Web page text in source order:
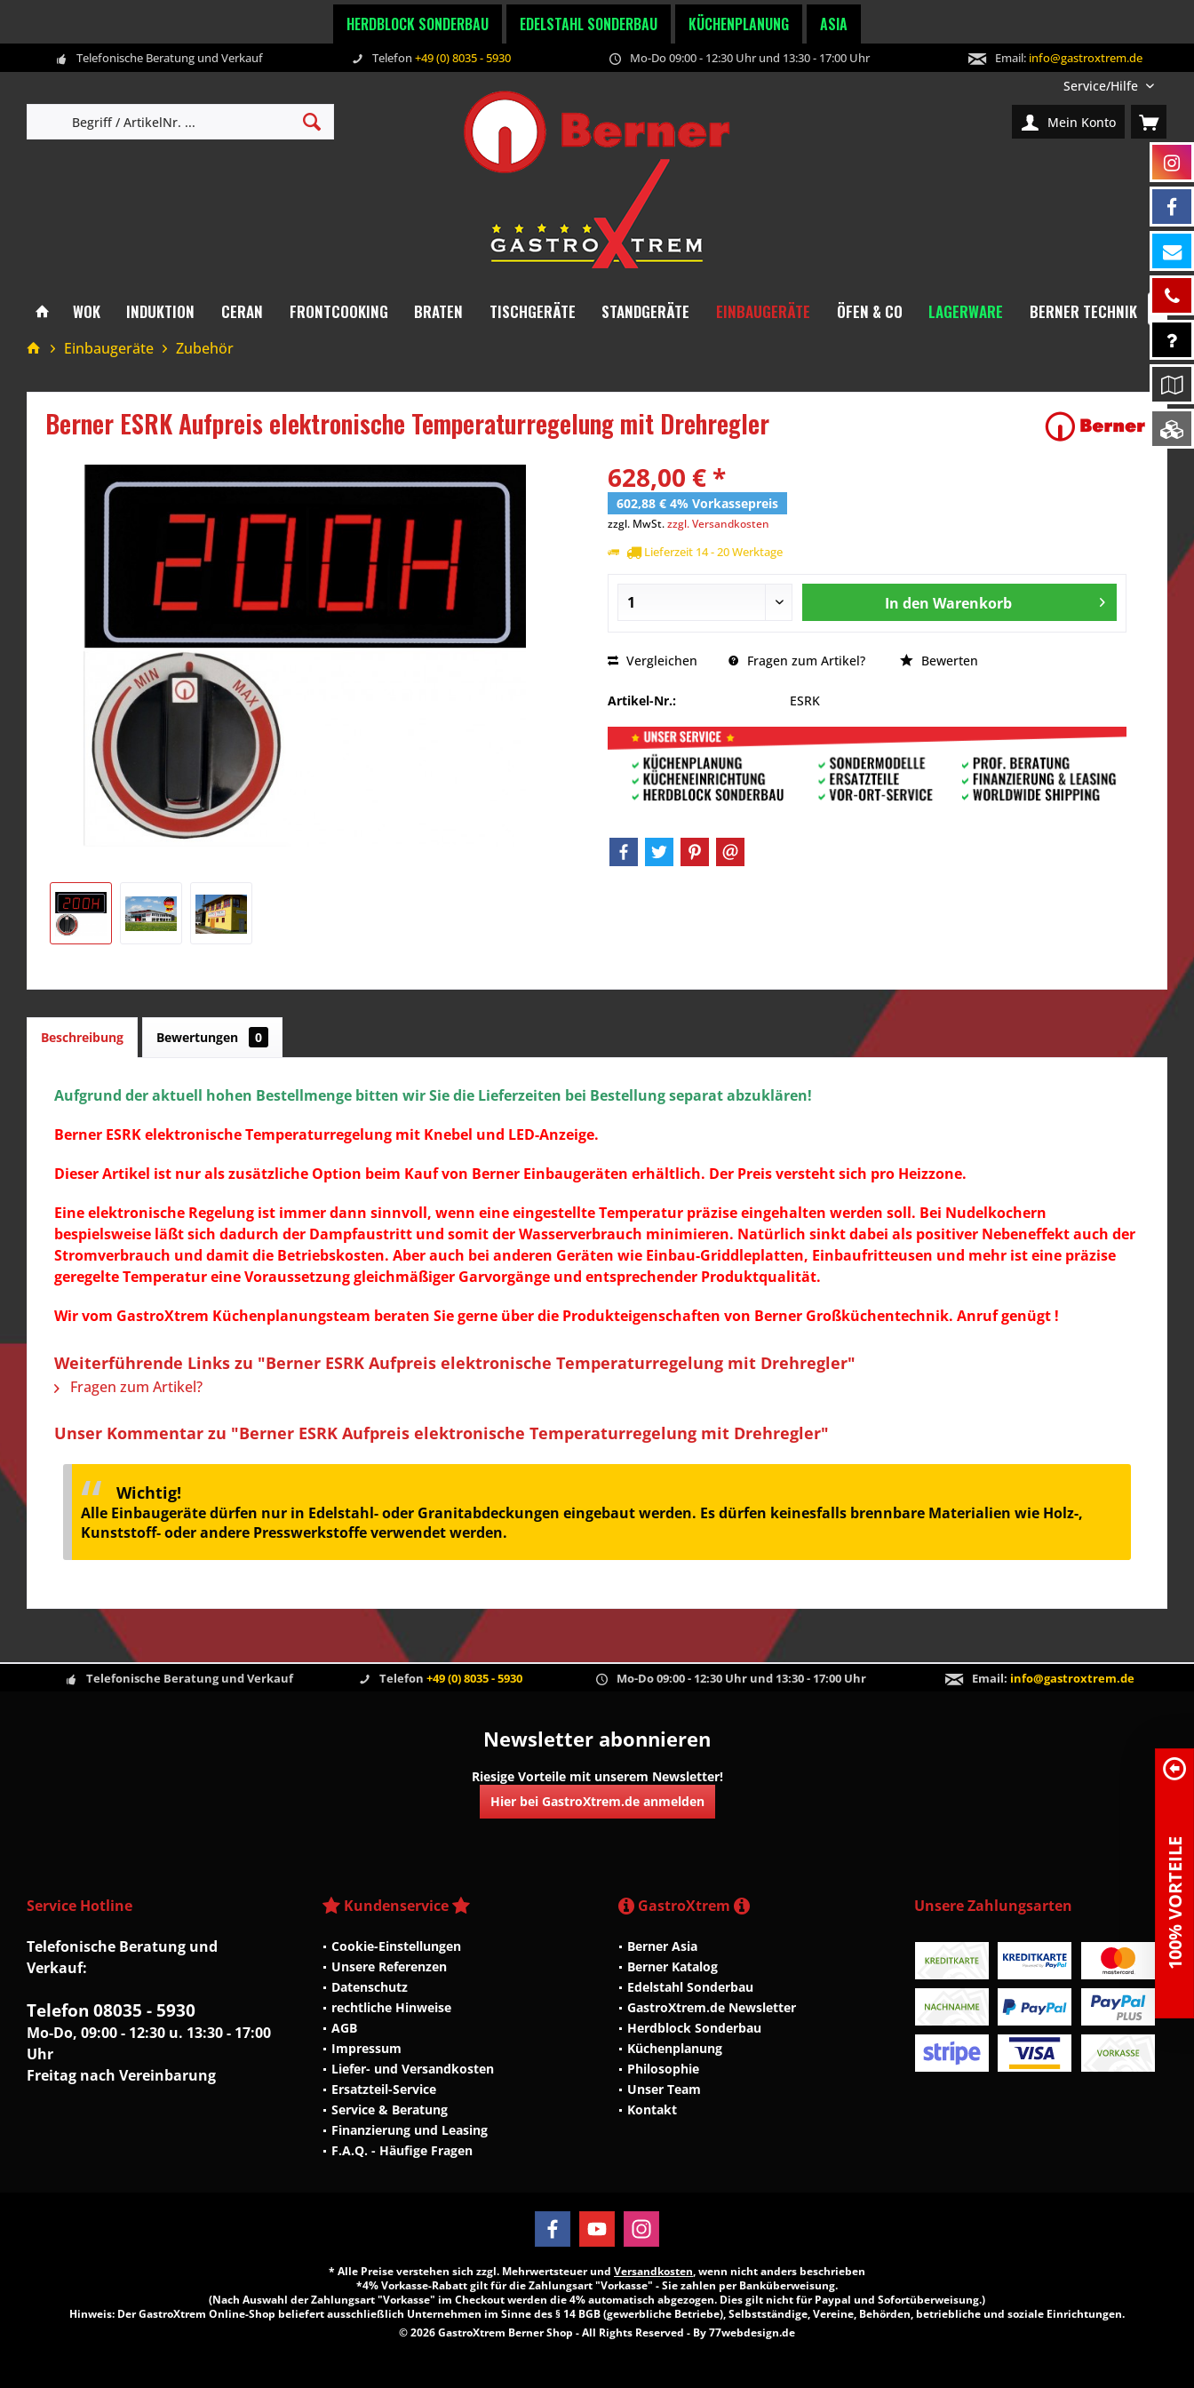
HERDBLOCK SONDERBAU EDELSTAHL SONDERBAU KÜCHENPLANUNG ASIA
Telefonische Beratung und Verkauf Telefon +49 (0) 8035 - 5930 Mo-Do 09:00 - 12:30 Uhr und 13:30 - 17:00 Uhr Email: info@gastroxtrem.de
Service/Hilfe
Mein Konto
WOK INDUKTION CERAN FRONTCOOKING BRATEN TISCHGERÄTE STANDGERÄTE EINBAUGERÄTE ÖFEN & CO LAGERWARE BERNER TECHNIK
Einbaugeräte Zubehör
Berner ESRK Aufpreis elektronische Temperaturregelung mit Drehregler
628,00 € *
602,88 € 4% Vorkassepreis
zzgl. MwSt.zzgl. Versandkosten
Lieferzeit 14 - 20 Werktage
In den Warenkorb
Vergleichen Fragen zum Artikel? Bewerten
Artikel-Nr.: ESRK
Beschreibung Bewertungen 0
Aufgrund der aktuell hohen Bestellmenge bitten wir Sie die Lieferzeiten bei Bestellung separat abzuklären!
Berner ESRK elektronische Temperaturregelung mit Knebel und LED-Anzeige.
Dieser Artikel ist nur als zusätzliche Option beim Kauf von Berner Einbaugeräten erhältlich. Der Preis versteht sich pro Heizzone.
Eine elektronische Regelung ist immer dann sinnvoll, wenn eine eingestellte Temperatur präzise eingehalten werden soll. Bei Nudelkochern
bespielsweise läßt sich dadurch der Dampfaustritt und somit der Wasserverbrauch minimieren. Natürlich sinkt dabei als positiver Nebeneffekt auch der
Stromverbrauch und damit die Betriebskosten. Aber auch bei anderen Geräten wie Einbau-Griddleplatten, Einbaufritteusen und mehr ist eine präzise
geregelte Temperatur eine Voraussetzung gleichmäßiger Garvorgänge und entsprechender Produktqualität.
Wir vom GastroXtrem Küchenplanungsteam beraten Sie gerne über die Produkteigenschaften von Berner Großküchentechnik. Anruf genügt !
Weiterführende Links zu "Berner ESRK Aufpreis elektronische Temperaturregelung mit Drehregler"
Fragen zum Artikel?
Unser Kommentar zu "Berner ESRK Aufpreis elektronische Temperaturregelung mit Drehregler"
Wichtig!
Alle Einbaugeräte dürfen nur in Edelstahl- oder Granitabdeckungen eingebaut werden. Es dürfen keinesfalls brennbare Materialien wie Holz-,
Kunststoff- oder andere Presswerkstoffe verwendet werden.
Telefonische Beratung und Verkauf Telefon +49 (0) 8035 - 5930 Mo-Do 09:00 - 12:30 Uhr und 13:30 - 17:00 Uhr Email: info@gastroxtrem.de
Newsletter abonnieren
Riesige Vorteile mit unserem Newsletter!
Hier bei GastroXtrem.de anmelden
Service Hotline
Telefonische Beratung und
Verkauf:
Telefon 08035 - 5930
Mo-Do, 09:00 - 12:30 u. 13:30 - 17:00
Uhr
Freitag nach Vereinbarung
Kundenservice
Cookie-Einstellungen
Unsere Referenzen
Datenschutz
rechtliche Hinweise
AGB
Impressum
Liefer- und Versandkosten
Ersatzteil-Service
Service & Beratung
Finanzierung und Leasing
F.A.Q. - Häufige Fragen
GastroXtrem
Berner Asia
Berner Katalog
Edelstahl Sonderbau
GastroXtrem.de Newsletter
Herdblock Sonderbau
Küchenplanung
Philosophie
Unser Team
Kontakt
Unsere Zahlungsarten
* Alle Preise verstehen sich zzgl. Mehrwertsteuer und Versandkosten, wenn nicht anders beschrieben
*4% Vorkasse-Rabatt gilt für die Zahlungsart "Vorkasse" - Sie zahlen per Banküberweisung.
(Nach Auswahl der Zahlungsart "Vorkasse" im Checkout werden die 4% automatisch abgezogen. Dies gilt nicht für Paypal und Sofortüberweisung.)
Hinweis: Der GastroXtrem Online-Shop beliefert ausschließlich Unternehmen im Sinne des § 14 BGB (gewerbliche Betriebe), Selbstständige, Vereine, Behörden, betriebliche und soziale Einrichtungen.
© 2026 GastroXtrem Berner Shop - All Rights Reserved - By77webdesign.de
100% VORTEILE